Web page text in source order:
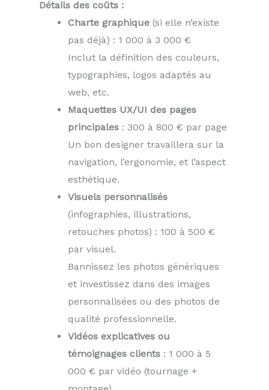
Détails des coûts :
Charte graphique (si elle n’existe
pas déjà) : 1 000 à 3 000 €
Inclut la définition des couleurs,
typographies, logos adaptés au
web, etc.
Maquettes UX/UI des pages
principales : 300 à 800 € par page
Un bon designer travaillera sur la
navigation, l’ergonomie, et l’aspect
esthétique.
Visuels personnalisés
(infographies, illustrations,
retouches photos) : 100 à 500 €
par visuel.
Bannissez les photos génériques
et investissez dans des images
personnalisées ou des photos de
qualité professionnelle.
Vidéos explicatives ou
témoignages clients : 1 000 à 5
000 € par vidéo (tournage +